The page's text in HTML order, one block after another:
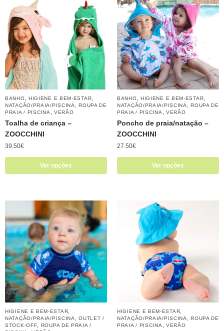
BANHO,HIGIENE E BEM-ESTAR,
NATAÇÃO/PRAIA/PISCINA,ROUPA DE
PRAIA / PISCINA,VERÃO
Toalha de criança –
ZOOCCHINI
39.50€
Ver opções
BANHO,HIGIENE E BEM-ESTAR,
NATAÇÃO/PRAIA/PISCINA,ROUPA DE
PRAIA / PISCINA,VERÃO
Poncho de praia/natação –
ZOOCCHINI
27.50€
Ver opções
HIGIENE E BEM-ESTAR,
NATAÇÃO/PRAIA/PISCINA
STOCK-OFF,ROUPA DE PRAIA /
PISCINA,VERÃO
HIGIENE E BEM-ESTAR,
NATAÇÃO/PRAIA/PISCINA
PRAIA / PISCINA ,VERÃO
Conjunto Fralda de Banho +